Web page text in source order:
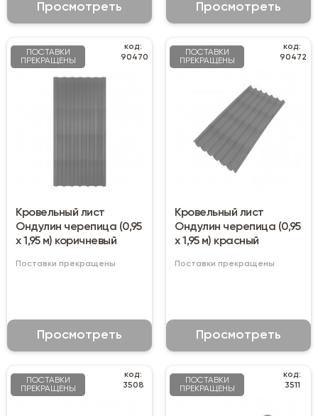
Просмотреть Просмотреть
ПОСТАВКИ
ПРЕКРАЩЕНЫ
код:
90470
Кровельный лист
Ондулин черепица (0,95
х 1,95 м) коричневый
Поставки прекращены
Просмотреть
ПОСТАВКИ
ПРЕКРАЩЕНЫ
код:
90472
Кровельный лист
Ондулин черепица (0,95
х 1,95 м) красный
Поставки прекращены
Просмотреть
ПОСТАВКИ
ПРЕКРАЩЕНЫ
код:
3508
ПОСТАВКИ
ПРЕКРАЩЕНЫ
код:
3511